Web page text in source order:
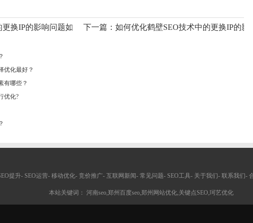
换IP的影响问题如何处理?
下一篇： 如何优化鹤壁SEO技术中的更换IP的影
优化最好？
有哪些？
优化?
提升- SEO运营- 移动优化- 竞价推广- 互联网新闻- 常见问题- SEO工具- 关于我们- 联系我们-
本站关键词： 河南seo,郑州百度seo,郑州网站优化,关键点SEO,珂艺优化